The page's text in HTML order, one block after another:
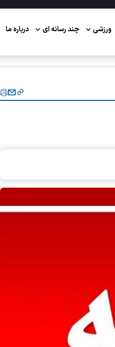
ورزشی چند رسانه ای درباره ما